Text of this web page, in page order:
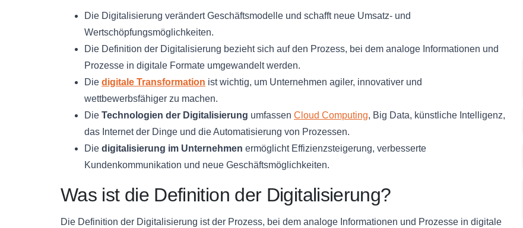
Die Digitalisierung verändert Geschäftsmodelle und schafft neue Umsatz- und
Wertschöpfungsmöglichkeiten.
Die Definition der Digitalisierung bezieht sich auf den Prozess, bei dem analoge Informationen und
Prozesse in digitale Formate umgewandelt werden.
Die digitale Transformation ist wichtig, um Unternehmen agiler, innovativer und
wettbewerbsfähiger zu machen.
Die Technologien der Digitalisierung umfassen Cloud Computing, Big Data, künstliche Intelligenz,
das Internet der Dinge und die Automatisierung von Prozessen.
Die digitalisierung im Unternehmen ermöglicht Effizienzsteigerung, verbesserte
Kundenkommunikation und neue Geschäftsmöglichkeiten.
Was ist die Definition der Digitalisierung?
Die Definition der Digitalisierung ist der Prozess, bei dem analoge Informationen und Prozesse in digitale